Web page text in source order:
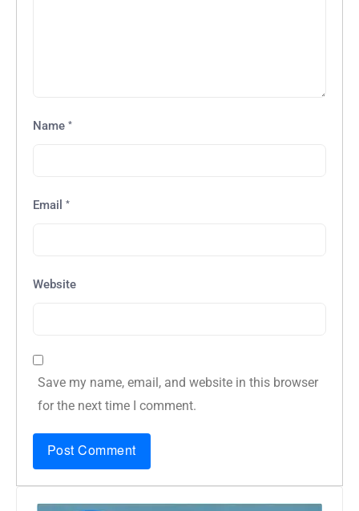
Name *
Email *
Website
Save my name, email, and website in this browser
for the next time I comment.